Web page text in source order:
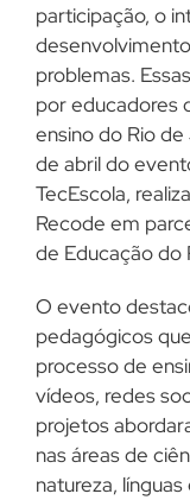
participação, o
problemas.
por educadores
ensino do Rio
de abril do
TecEscola,
Recode em
de Educação do
O evento
pedagógicos
processo de
vídeos, redes
projetos
nas áreas de
natureza,